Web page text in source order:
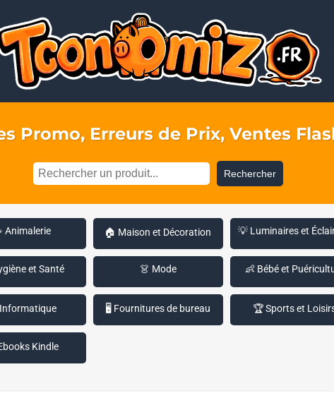
Promo, Erreurs de Prix, Ventes
Rechercher
Animalerie 🏠 Maison et Décoration 💡 Luminaires et
et Santé 👗 Mode 👶 Bébé et
🖥️ Fournitures de bureau 🏆 Sports et
Kindle